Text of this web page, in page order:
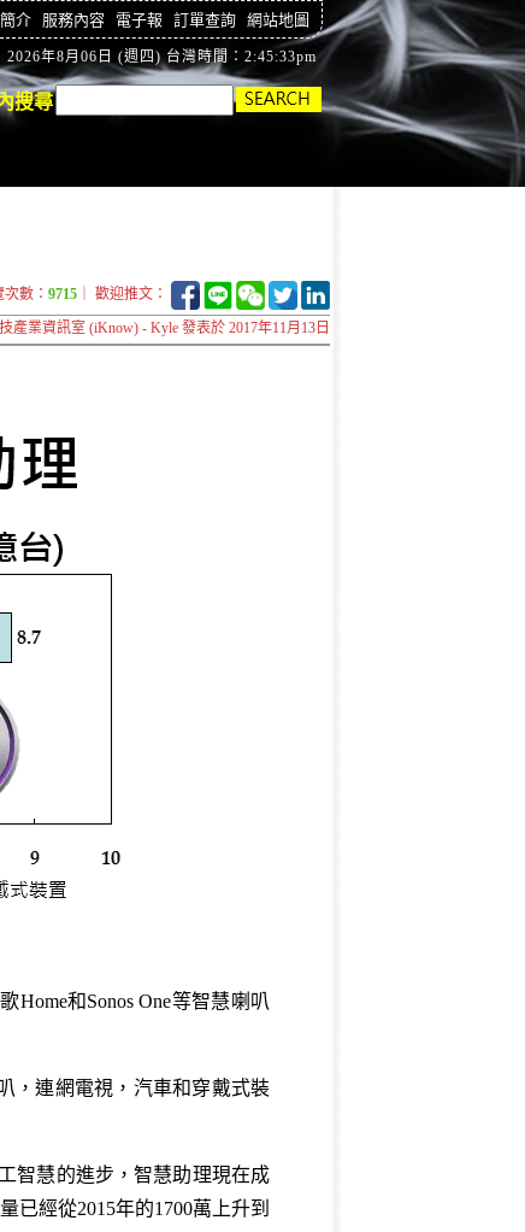
介 服務內容 電子報 訂單查詢 網站地圖
2026年8月06日 (週四) 台灣時間：2:45:34pm
搜尋
數： 9715 ｜ 歡迎推文：
產業資訊室 (iKnow) - Kyle 發表於 2017年11月13日
Home和Sonos One等智慧喇叭
，連網電視，汽車和穿戴式裝
智慧的進步，智慧助理現在成
已經從2015年的1700萬上升到